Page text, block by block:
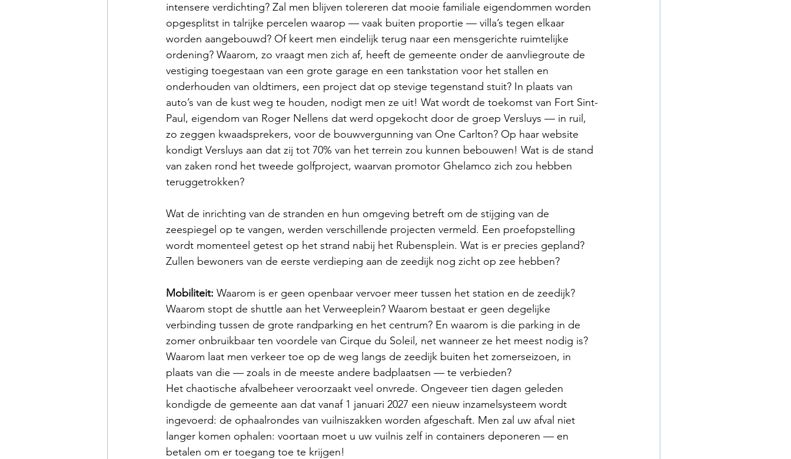
intensere verdichting? Zal men blijven tolereren dat mooie familiale eigendommen worden
opgesplitst in talrijke percelen waarop — vaak buiten proportie — villa’s tegen elkaar
worden aangebouwd? Of keert men eindelijk terug naar een mensgerichte ruimtelijke
ordening? Waarom, zo vraagt men zich af, heeft de gemeente onder de aanvliegroute de
vestiging toegestaan van een grote garage en een tankstation voor het stallen en
onderhouden van oldtimers, een project dat op stevige tegenstand stuit? In plaats van
auto’s van de kust weg te houden, nodigt men ze uit! Wat wordt de toekomst van Fort Sint-
Paul, eigendom van Roger Nellens dat werd opgekocht door de groep Versluys — in ruil,
zo zeggen kwaadsprekers, voor de bouwvergunning van One Carlton? Op haar website
kondigt Versluys aan dat zij tot 70% van het terrein zou kunnen bebouwen! Wat is de stand
van zaken rond het tweede golfproject, waarvan promotor Ghelamco zich zou hebben
teruggetrokken?
Wat de inrichting van de stranden en hun omgeving betreft om de stijging van de
zeespiegel op te vangen, werden verschillende projecten vermeld. Een proefopstelling
wordt momenteel getest op het strand nabij het Rubensplein. Wat is er precies gepland?
Zullen bewoners van de eerste verdieping aan de zeedijk nog zicht op zee hebben?
Mobiliteit: Waarom is er geen openbaar vervoer meer tussen het station en de zeedijk?
Waarom stopt de shuttle aan het Verweeplein? Waarom bestaat er geen degelijke
verbinding tussen de grote randparking en het centrum? En waarom is die parking in de
zomer onbruikbaar ten voordele van Cirque du Soleil, net wanneer ze het meest nodig is?
Waarom laat men verkeer toe op de weg langs de zeedijk buiten het zomerseizoen, in
plaats van die — zoals in de meeste andere badplaatsen — te verbieden?
Het chaotische afvalbeheer veroorzaakt veel onvrede. Ongeveer tien dagen geleden
kondigde de gemeente aan dat vanaf 1 januari 2027 een nieuw inzamelsysteem wordt
ingevoerd: de ophaalrondes van vuilniszakken worden afgeschaft. Men zal uw afval niet
langer komen ophalen: voortaan moet u uw vuilnis zelf in containers deponeren — en
betalen om er toegang toe te krijgen!